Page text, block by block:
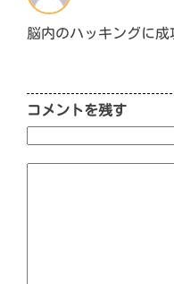
脳内のハッキングに成
コメントを残す